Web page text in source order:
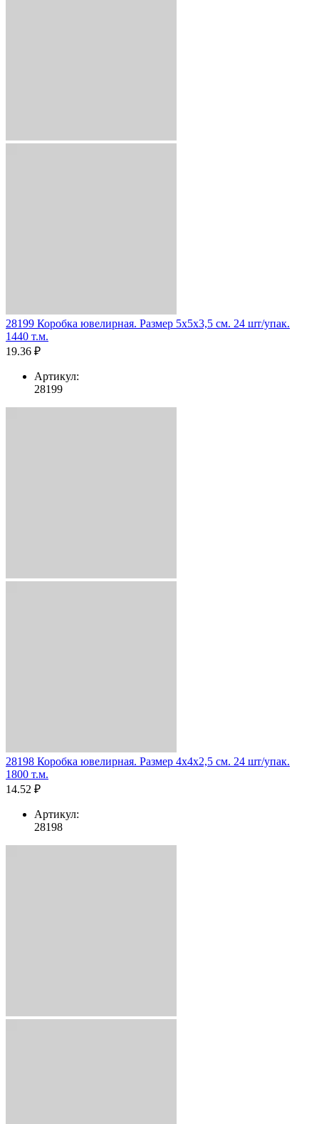
28199 Коробка ювелирная. Размер 5x5x3,5 см. 24 шт/упак.
1440 т.м.
19.36 ₽
Артикул:
28199
28198 Коробка ювелирная. Размер 4x4x2,5 см. 24 шт/упак.
1800 т.м.
14.52 ₽
Артикул:
28198